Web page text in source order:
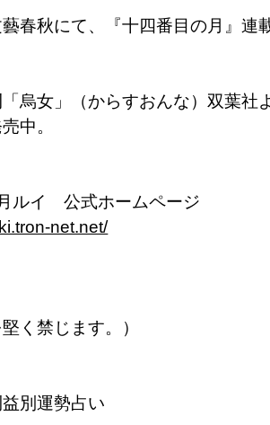
秋にて、『十四番目の月』連
女」（からすおんな）双葉社
中。
公式ホームページ
net.net/
く禁じます。）
別運勢占い